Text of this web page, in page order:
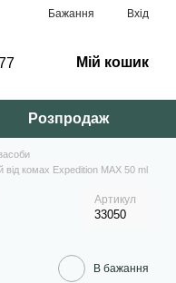
Бажання Вхід
Мій кошик
Розпродаж
від комах Expedition MAX 50 ml
Артикул
33050
В бажання